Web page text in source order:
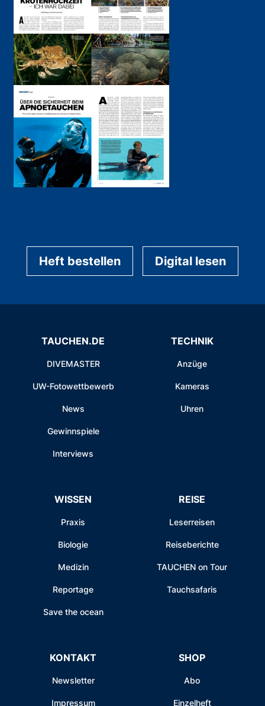
Heft bestellen Digital lesen
TAUCHEN.DE
DIVEMASTER
UW-Fotowettbewerb
News
Gewinnspiele
Interviews
TECHNIK
Anzüge
Kameras
Uhren
WISSEN
Praxis
Biologie
Medizin
Reportage
Save the ocean
REISE
Leserreisen
Reiseberichte
TAUCHEN on Tour
Tauchsafaris
KONTAKT
Newsletter
Impressum
SHOP
Abo
Einzelheft